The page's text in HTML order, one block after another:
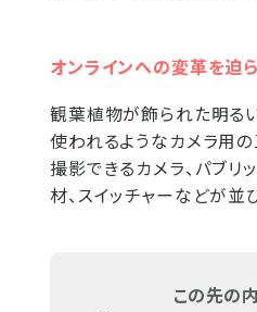
オンラインへの変革を迫
観葉植物が飾られた明る
使われるようなカメラ用
撮影できるカメラ、パブリ
材、スイッチャーなどが並
この先の